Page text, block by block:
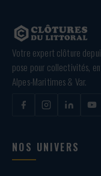
Votre expert clôture
pose pour collectivités,
Alpes-Maritimes & Var.
NOS UNIVERS